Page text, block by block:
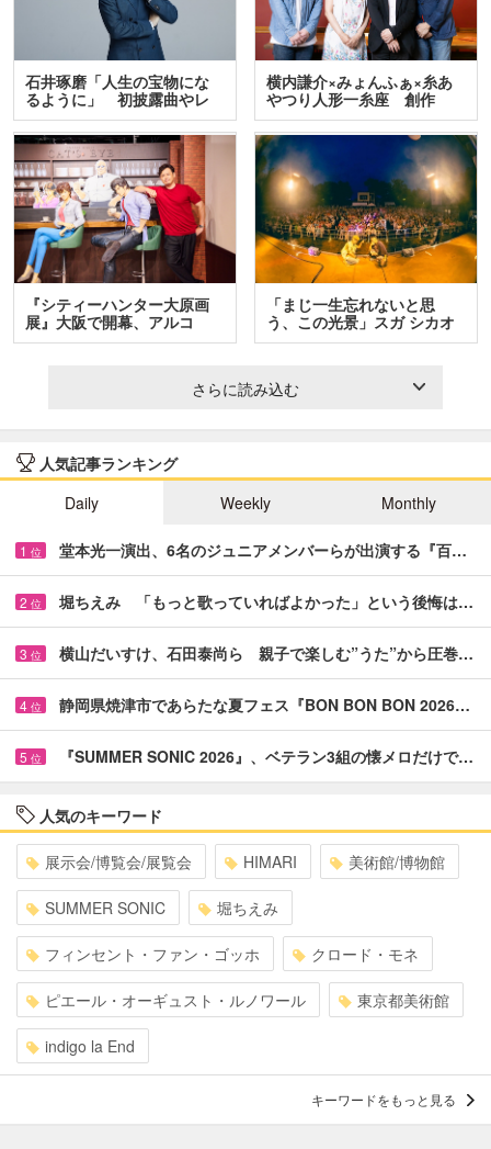
石井琢磨「人生の宝物にな
るように」 初披露曲やレ
ア…
横内謙介×みょんふぁ×糸あ
やつり人形一糸座 創作
人…
『シティーハンター大原画
展』大阪で開幕、アルコ
＆…
「まじ一生忘れないと思
う、この光景」スガ シカオ
と…
さらに読み込む
人気記事ランキング
Daily
Weekly Monthly
1 位 堂本光一演出、6名のジュニアメンバーらが出演する『百…
2 位 堀ちえみ 「もっと歌っていればよかった」という後悔は…
3 位 横山だいすけ、石田泰尚ら 親子で楽しむ”うた”から圧巻…
4 位 静岡県焼津市であらたな夏フェス『BON BON BON 2026…
5 位 『SUMMER SONIC 2026』、ベテラン3組の懐メロだけで…
人気のキーワード
展示会/博覧会/展覧会 HIMARI 美術館/博物館
SUMMER SONIC 堀ちえみ
フィンセント・ファン・ゴッホ クロード・モネ
ピエール・オーギュスト・ルノワール 東京都美術館
indigo la End
キーワードをもっと見る